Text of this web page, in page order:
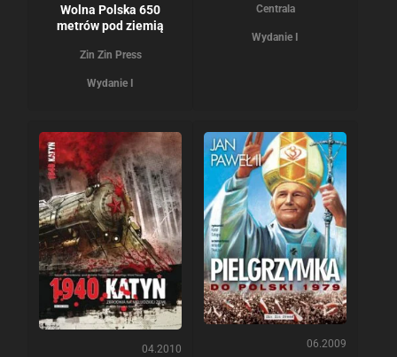
Wolna Polska 650
metrów pod ziemią
Zin Zin Press
Wydanie I
Centrala
Wydanie I
04.2010 06.2009